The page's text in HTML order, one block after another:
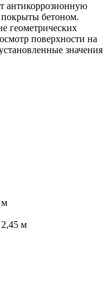
антикоррозионную
бетоном.
геометрических
поверхности на
значения
м
м